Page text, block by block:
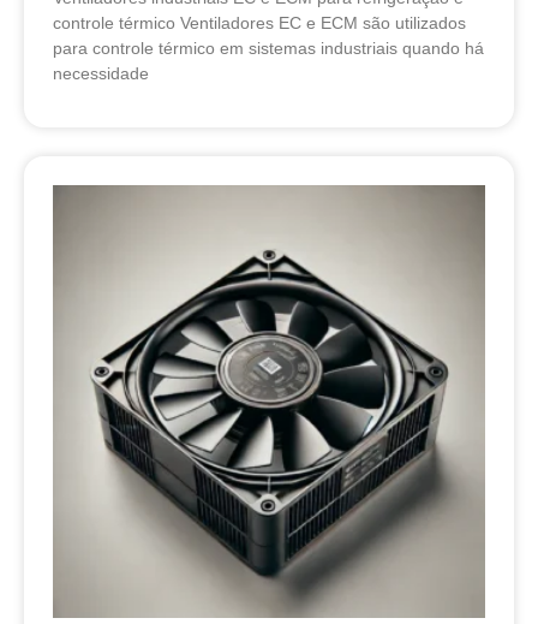
controle térmico Ventiladores EC e ECM são utilizados
para controle térmico em sistemas industriais quando há
necessidade